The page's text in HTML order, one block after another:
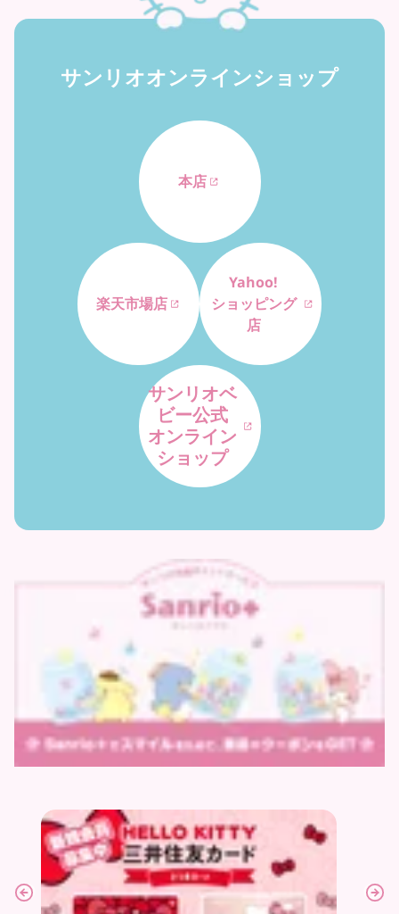
サンリオオンラインショップ
本店
楽天市場店
Yahoo!
ショッピング
店
サンリオベ
ビー公式
オンライン
ショップ